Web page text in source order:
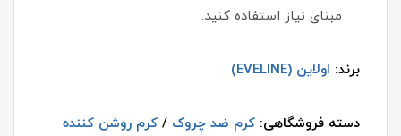
مبنای نیاز استفاده کنید.
برند: اولاین (EVELINE)
دسته فروشگاهی: کرم ضد چروک / کرم روشن کننده